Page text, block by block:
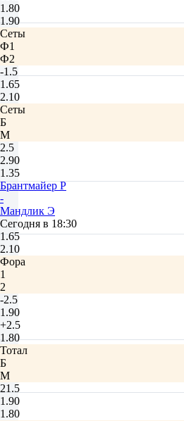
1.80
1.90
Сеты
Ф1
Ф2
-1.5
1.65
2.10
Сеты
Б
М
2.5
2.90
1.35
Брантмайер Р
-
Мандлик Э
Сегодня в 18:30
1.65
2.10
Фора
1
2
-2.5
1.90
+2.5
1.80
Тотал
Б
М
21.5
1.90
1.80